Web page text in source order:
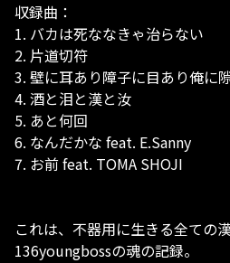
収録曲：
1. バカは死ななきゃ治らない
2. 片道切符
3. 壁に耳あり障子に目あり俺に
4. 酒と泪と漢と汝
5. あと何回
6. なんだかな feat. E.Sanny
7. お前 feat. TOMA SHOJI
これは、不器用に生きる全ての
136youngbossの魂の記録。